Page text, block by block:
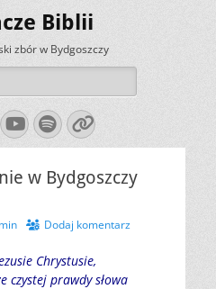
Biblii
zbór w Bydgoszczy
YouTube
Spotify
Link
w Bydgoszczy
Dodaj komentarz
Chrystusie,
czystej prawdy słowa